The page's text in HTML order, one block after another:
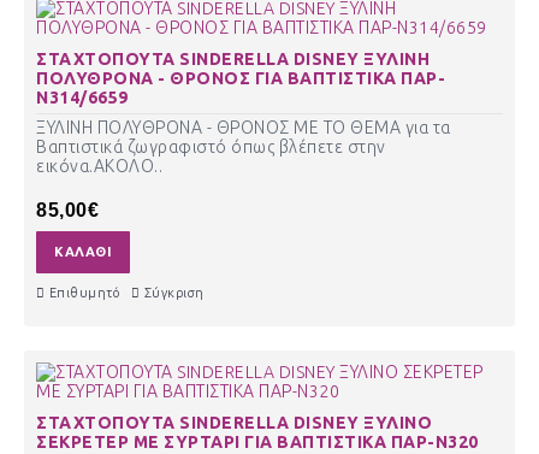
ΣΤΑΧΤΟΠΟΥΤΑ SINDERELLA DISNEY ΞΥΛΙΝΗ
ΠΟΛΥΘΡΟΝΑ - ΘΡΟΝΟΣ ΓΙΑ ΒΑΠΤΙΣΤΙΚΑ ΠΑΡ-
Ν314/6659
ΞΥΛΙΝΗ ΠΟΛΥΘΡΟΝΑ - ΘΡΟΝΟΣ ΜΕ ΤΟ ΘΕΜΑ για τα
Βαπτιστικά ζωγραφιστό όπως βλέπετε στην
εικόνα.ΑΚΟΛΟ..
85,00€
ΚΑΛΆΘΙ
Επιθυμητό Σύγκριση
ΣΤΑΧΤΟΠΟΥΤΑ SINDERELLA DISNEY ΞΥΛΙΝΟ
ΣΕΚΡΕΤΕΡ ΜΕ ΣΥΡΤΑΡΙ ΓΙΑ ΒΑΠΤΙΣΤΙΚΑ ΠΑΡ-Ν320